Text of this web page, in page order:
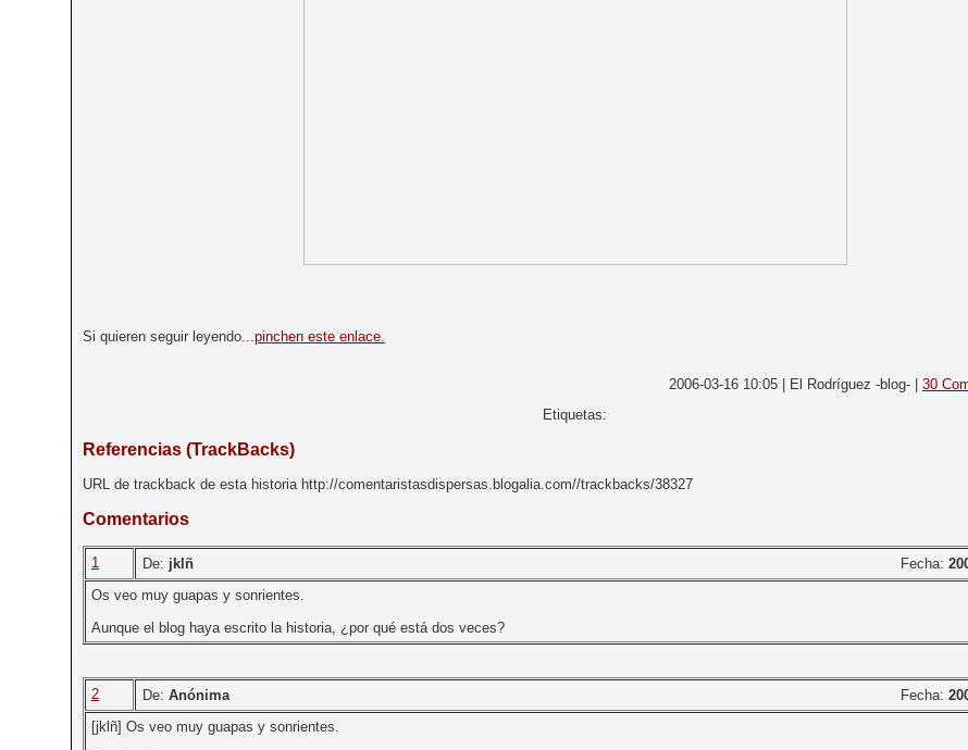
Si quieren seguir leyendo...pinchen este enlace.
2006-03-16 10:05 | El Rodríguez -blog- | 30
Etiquetas:
Referencias (TrackBacks)
URL de trackback de esta historia http://comentaristasdispersas.blogalia.com//trackbacks/38327
Comentarios
1 De: jklñ Fecha:
Os veo muy guapas y sonrientes.
Aunque el blog haya escrito la historia, ¿por qué está dos veces?
2 De: Anónima Fecha:
[jklñ] Os veo muy guapas y sonrientes.